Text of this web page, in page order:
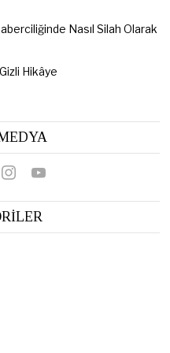
Nasıl Silah Olarak
Hikâye